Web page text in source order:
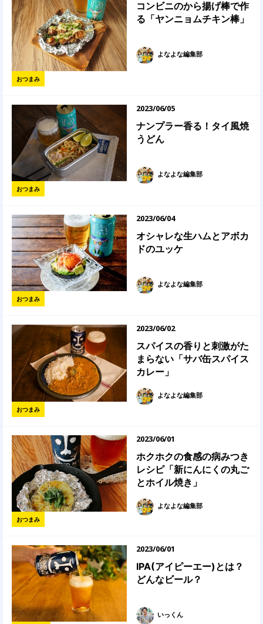
おつまみ
コンビニのから揚げ棒で作
る「ヤンニョムチキン棒」
よなよな編集部
おつまみ
2023/06/05
ナンプラー香る！タイ風焼
うどん
よなよな編集部
おつまみ
2023/06/04
オシャレな生ハムとアボカ
ドのユッケ
よなよな編集部
おつまみ
2023/06/02
スパイスの香りと刺激がた
まらない「サバ缶スパイス
カレー」
よなよな編集部
おつまみ
2023/06/01
ホクホクの食感の病みつき
レシピ「新にんにくの丸ご
とホイル焼き」
よなよな編集部
2023/06/01
IPA(アイピーエー)とは？
どんなビール？
いっくん